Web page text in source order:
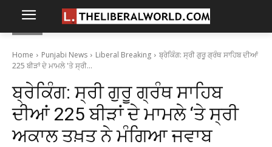
Home Punjabi News Liberal Breaking
ਬ੍ਰੇਕਿੰਗ: ਸ੍ਰੀ ਗੁਰੂ ਗ੍ਰੰਥ ਸਾਹਿਬ ਦੀਆਂ
225 ਬੀੜਾਂ ਦੇ ਮਾਮਲੇ 'ਤੇ ਸ੍ਰੀ...
ਬ੍ਰੇਕਿੰਗ: ਸ੍ਰੀ ਗੁਰੂ ਗ੍ਰੰਥ ਸਾਹਿਬ
ਦੀਆਂ 225 ਬੀੜਾਂ ਦੇ ਮਾਮਲੇ ‘ਤੇ ਸ੍ਰੀ
ਅਕਾਲ ਤਖ਼ਤ ਨੇ ਮੰਗਿਆ ਜਵਾਬ